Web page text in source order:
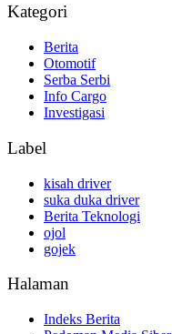
Kategori
Berita
Otomotif
Serba Serbi
Info Cargo
Investigasi
Label
kisah driver
suka duka driver
Berita Teknologi
ojol
gojek
Halaman
Indeks Berita